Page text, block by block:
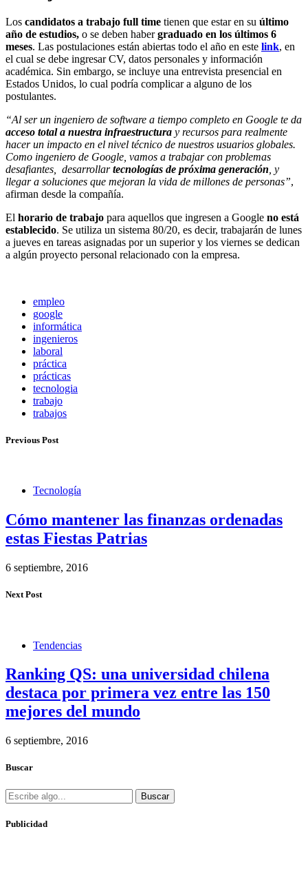
Los candidatos a trabajo full time tienen que estar en su último
año de estudios, o se deben habergraduado en los últimos 6
meses. Las postulaciones están abiertas todo el año en este link, en
el cual se debe ingresar CV, datos personales y información
académica. Sin embargo, se incluye una entrevista presencial en
Estados Unidos, lo cual podría complicar a alguno de los
postulantes.
“Al ser un ingeniero de software a tiempo completo en Google te da
acceso total a nuestra infraestructura y recursos para realmente
hacer un impacto en el nivel técnico de nuestros usuarios globales.
Como ingeniero de Google, vamos a trabajar con problemas
desafiantes, desarrollartecnologías de próxima generación , y
llegar a soluciones que mejoran la vida de millones de personas”,
afirman desde la compañía.
El horario de trabajo para aquellos que ingresen a Google no está
establecido. Se utiliza un sistema 80/20, es decir, trabajarán de lunes
a jueves en tareas asignadas por un superior y los viernes se dedican
a algún proyecto personal relacionado con la empresa.
empleo
google
informática
ingenieros
laboral
práctica
prácticas
tecnologia
trabajo
trabajos
Previous Post
Tecnología
Cómo mantener las finanzas ordenadas
estas Fiestas Patrias
6 septiembre, 2016
Next Post
Tendencias
Ranking QS: una universidad chilena
destaca por primera vez entre las 150
mejores del mundo
6 septiembre, 2016
Buscar
Buscar
Publicidad